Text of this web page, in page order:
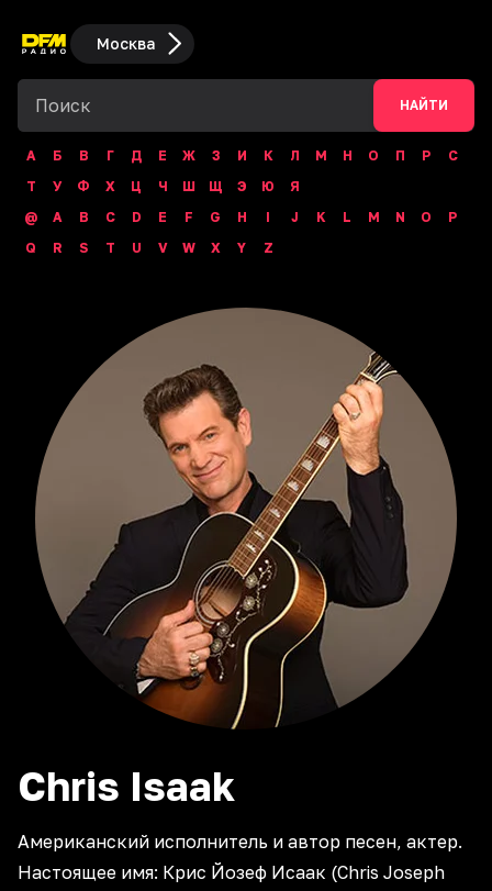
Москва
НАЙТИ
А Б В Г Д Е Ж З И К Л М Н О П Р
С
Т
У Ф Х Ц Ч Ш Щ Э Ю
Я
@
A B C D E F G H I J K L M N O
P
Q
R S T U V W X Y Z
Chris Isaak
Американский исполнитель и автор песен, актер.
Настоящее имя: Крис Йозеф Исаак (Chris Joseph